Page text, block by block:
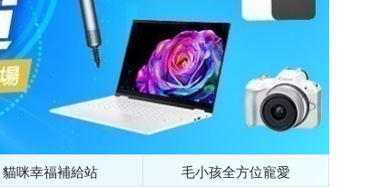
貓咪幸福補給站 毛小孩全方位寵愛